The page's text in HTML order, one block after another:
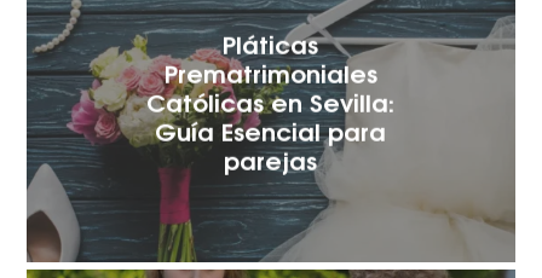
Pláticas
Prematrimoniales
Católicas en Sevilla:
Guía Esencial para
parejas